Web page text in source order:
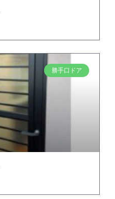
勝手口ドア